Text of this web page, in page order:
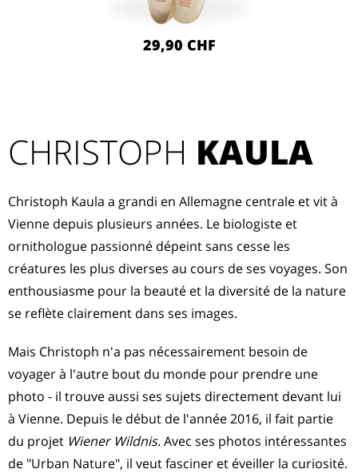
29,90 CHF
CHRISTOPH KAULA
Christoph Kaula a grandi en Allemagne centrale et vit à
Vienne depuis plusieurs années. Le biologiste et
ornithologue passionné dépeint sans cesse les
créatures les plus diverses au cours de ses voyages. Son
enthousiasme pour la beauté et la diversité de la nature
se reflète clairement dans ses images.
Mais Christoph n'a pas nécessairement besoin de
voyager à l'autre bout du monde pour prendre une
photo - il trouve aussi ses sujets directement devant lui
à Vienne. Depuis le début de l'année 2016, il fait partie
du projet Wiener Wildnis. Avec ses photos intéressantes
de "Urban Nature", il veut fasciner et éveiller la curiosité.